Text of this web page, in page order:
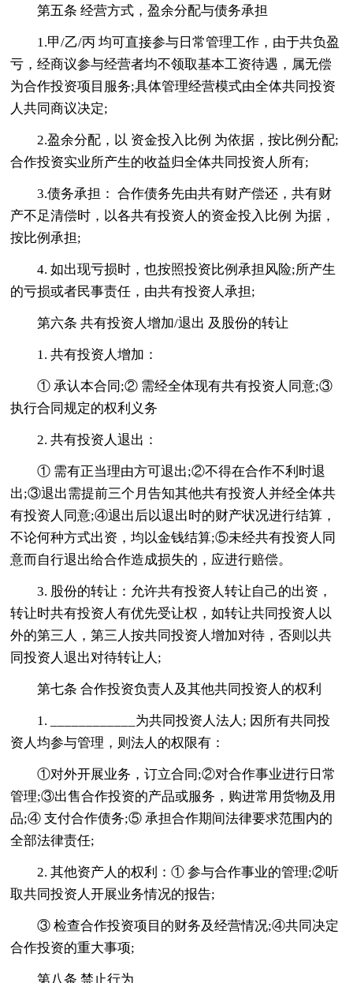
第五条 经营方式，盈余分配与债务承担
1.甲/乙/丙 均可直接参与日常管理工作，由于共负盈
亏，经商议参与经营者均不领取基本工资待遇，属无偿
为合作投资项目服务;具体管理经营模式由全体共同投资
人共同商议决定;
2.盈余分配，以 资金投入比例 为依据，按比例分配;
合作投资实业所产生的收益归全体共同投资人所有;
3.债务承担： 合作债务先由共有财产偿还，共有财
产不足清偿时，以各共有投资人的资金投入比例 为据，
按比例承担;
4. 如出现亏损时，也按照投资比例承担风险;所产生
的亏损或者民事责任，由共有投资人承担;
第六条 共有投资人增加/退出 及股份的转让
1. 共有投资人增加：
① 承认本合同;② 需经全体现有共有投资人同意;③
执行合同规定的权利义务
2. 共有投资人退出：
① 需有正当理由方可退出;②不得在合作不利时退
出;③退出需提前三个月告知其他共有投资人并经全体共
有投资人同意;④退出后以退出时的财产状况进行结算，
不论何种方式出资，均以金钱结算;⑤未经共有投资人同
意而自行退出给合作造成损失的，应进行赔偿。
3. 股份的转让：允许共有投资人转让自己的出资，
转让时共有投资人有优先受让权，如转让共同投资人以
外的第三人，第三人按共同投资人增加对待，否则以共
同投资人退出对待转让人;
第七条 合作投资负责人及其他共同投资人的权利
1. ____________为共同投资人法人; 因所有共同投
资人均参与管理，则法人的权限有：
①对外开展业务，订立合同;②对合作事业进行日常
管理;③出售合作投资的产品或服务，购进常用货物及用
品;④ 支付合作债务;⑤ 承担合作期间法律要求范围内的
全部法律责任;
2. 其他资产人的权利：① 参与合作事业的管理;②听
取共同投资人开展业务情况的报告;
③ 检查合作投资项目的财务及经营情况;④共同决定
合作投资的重大事项;
第八条 禁止行为